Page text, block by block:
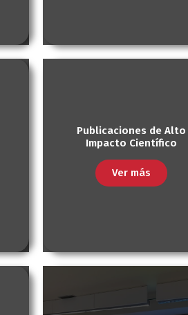
Publicaciones de Alto
Impacto Científico
Ver más